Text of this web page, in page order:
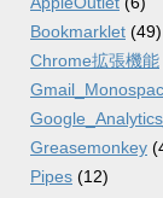
Bookmarklet (49)
Chrome拡張機能
Greasemonkey
Pipes (12)